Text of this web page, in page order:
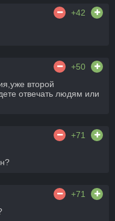
+42
+50
второй
отвечать людям или
+71
+71